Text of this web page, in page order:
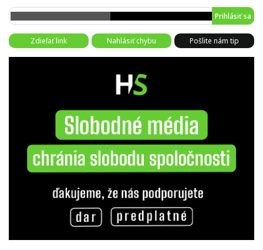
Prihlásiť sa
Zdieľať link Nahlásiť chybu Pošlite nám tip